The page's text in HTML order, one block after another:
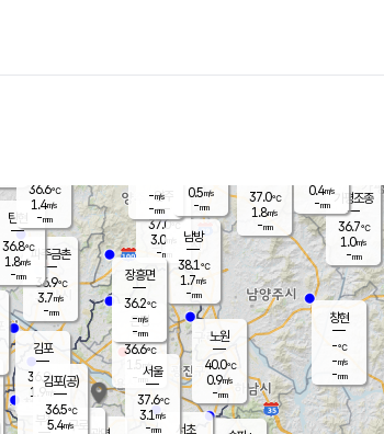
양주
37.0℃
3.0
-mm
파주금촌
36.9℃
3.7m/s
-mm
가평조종
36.7℃
1.0m/s
-mm
37.0℃
1.8m/s
-mm
창현
-℃
-m/s
-mm
탄현
36.8℃
1.8m/s
-mm
0.4m/s
-mm
김포
36.9℃
1.9 m/s
mm
부천
구로
은평
36.6℃
1.5 m/s
- mm
노원
40.0℃
0.9m/s
-mm
서초
남방
38.1℃
1.7m/s
-mm
장흥면
36.2℃
-m/s
-mm
-m/s
-mm
김포(공)
36.5℃
5.4m/s
서울
37.6℃
3.1 m/s
-mm
36.6℃
1.4m/s
-mm
0.5m/s
-mm